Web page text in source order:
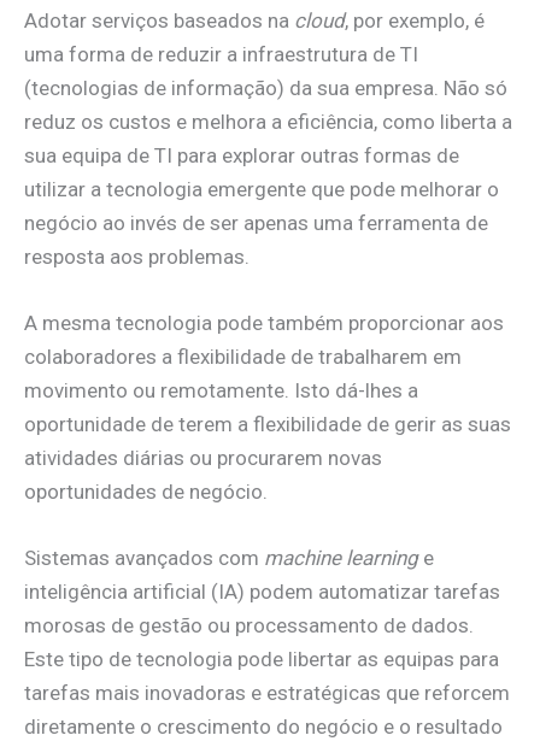
Adotar serviços baseados na cloud, por exemplo, é
uma forma de reduzir a infraestrutura de TI
(tecnologias de informação) da sua empresa. Não só
reduz os custos e melhora a eficiência, como liberta a
sua equipa de TI para explorar outras formas de
utilizar a tecnologia emergente que pode melhorar o
negócio ao invés de ser apenas uma ferramenta de
resposta aos problemas.
A mesma tecnologia pode também proporcionar aos
colaboradores a flexibilidade de trabalharem em
movimento ou remotamente. Isto dá-lhes a
oportunidade de terem a flexibilidade de gerir as suas
atividades diárias ou procurarem novas
oportunidades de negócio.
Sistemas avançados com machine learninge
inteligência artificial (IA) podem automatizar tarefas
morosas de gestão ou processamento de dados.
Este tipo de tecnologia pode libertar as equipas para
tarefas mais inovadoras e estratégicas que reforcem
diretamente o crescimento do negócio e o resultado